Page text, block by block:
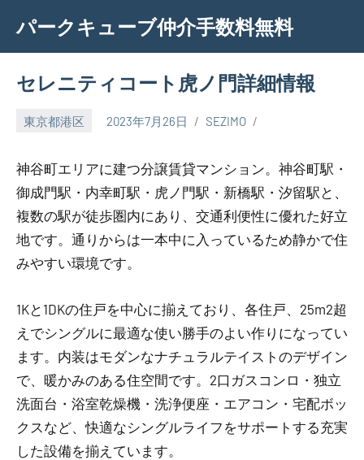
content
パークキューブ仲介手数料無料
セレニティコート虎ノ門詳細情報
東京都港区 2023年7月26日 SEZIMO
神谷町エリアに建つ分譲賃貸マンション。神谷町駅・
御成門駅・内幸町駅・虎ノ門駅・新橋駅・汐留駅と、
複数の駅が徒歩圏内にあり、交通利便性に優れた好立
地です。通りからは一本中に入っているため静かで住
みやすい環境です。
1Kと1DKの住戸を中心に揃えており、各住戸、25m2超
えでシングルに最適な使い勝手のよい作りになってい
ます。内装はモダンなナチュラルテイストのデザイン
で、暖かみのある住空間です。2口ガスコンロ・独立
洗面台・浴室乾燥機・洗浄便座・エアコン・宅配ボッ
クスなど、快適なシングルライフをサポートする充実
した設備を揃えています。